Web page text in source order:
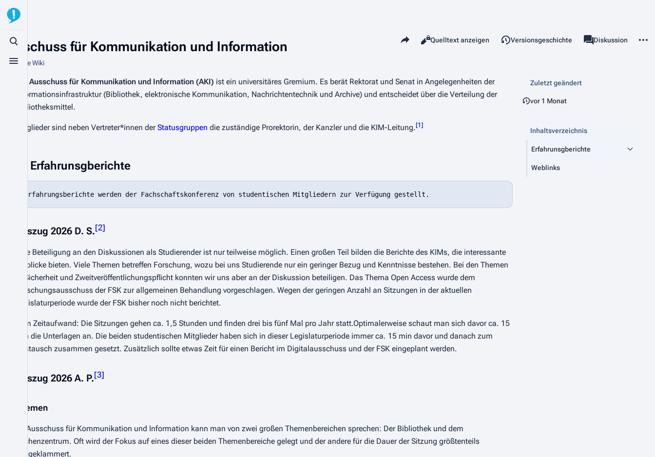
Suche aufrufen
Menü aufrufen
Ausschuss für Kommunikation und Information
Aus StuVe Wiki
Diese Seite teilen
Ansichten
Lesen
Quelltext anzeigen Versionsgeschichte associated-pages
Seite
Diskussion
Ausschuss für Kommunikation und Information (AKI) ist ein universitäres Gremium. Es berät Rektorat und Senat in Angelegenheiten der
Informationsinfrastruktur (Bibliothek, elektronische Kommunikation, Nachrichtentechnik und Archive) und entscheidet über die Verteilung der
Bibliotheksmittel.
Mitglieder sind neben Vertreter*innen derStatusgruppen die zuständige Prorektorin, der Kanzler und die KIM-Leitung.[1]
Erfahrunsgberichte
Auszug 2026 D. S.[2]
Eine Beteiligung an den Diskussionen als Studierender ist nur teilweise möglich. Einen großen Teil bilden die Berichte des KIMs, die interessante
Einblicke bieten. Viele Themen betreffen Forschung, wozu bei uns Studierende nur ein geringer Bezug und Kenntnisse bestehen. Bei den Themen
IT-Sicherheit und Zweitveröffentlichungspflicht konnten wir uns aber an der Diskussion beteiligen. Das Thema Open Access wurde dem
Forschungsausschuss der FSK zur allgemeinen Behandlung vorgeschlagen. Wegen der geringen Anzahl an Sitzungen in der aktuellen
Legislaturperiode wurde der FSK bisher noch nicht berichtet.
Zum Zeitaufwand: Die Sitzungen gehen ca. 1,5 Stunden und finden drei bis fünf Mal pro Jahr statt.Optimalerweise schaut man sich davor ca. 15
min die Unterlagen an. Die beiden studentischen Mitglieder haben sich in dieser Legislaturperiode immer ca. 15 min davor und danach zum
Austausch zusammen gesetzt. Zusätzlich sollte etwas Zeit für einen Bericht im Digitalausschuss und der FSK eingeplant werden.
Auszug 2026 A. P.[3]
Themen
Im Ausschuss für Kommunikation und Information kann man von zwei großen Themenbereichen sprechen: Der Bibliothek und dem
Rechenzentrum. Oft wird der Fokus auf eines dieser beiden Themenbereiche gelegt und der andere für die Dauer der Sitzung größtenteils
ausgeklammert.
Zuletzt geändert
vor 1 Monat
Inhaltsverzeichnis
Erfahrunsgberichte
Weblinks